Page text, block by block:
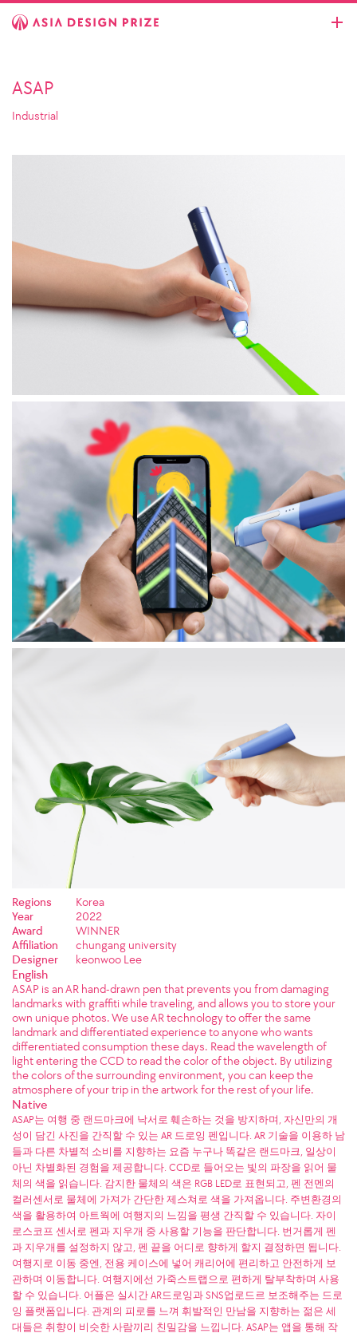
ASAP
Industrial
Regions
Korea
Year
2022
Award
WINNER
Affiliation
chungang university
Designer
keonwoo Lee
English
ASAP is an AR hand-drawn pen that prevents you from damaging
landmarks with graffiti while traveling, and allows you to store your
own unique photos. We use AR technology to offer the same
landmark and differentiated experience to anyone who wants
differentiated consumption these days. Read the wavelength of
light entering the CCD to read the color of the object. By utilizing
the colors of the surrounding environment, you can keep the
atmosphere of your trip in the artwork for the rest of your life.
Native
ASAP는 여행 중 랜드마크에 낙서로 훼손하는 것을 방지하며, 자신만의 개
성이 담긴 사진을 간직할 수 있는 AR 드로잉 펜입니다. AR 기술을 이용하 남
들과 다른 차별적 소비를 지향하는 요즘 누구나 똑같은 랜드마크, 일상이
아닌 차별화된 경험을 제공합니다. CCD로 들어오는 빛의 파장을 읽어 물
체의 색을 읽습니다. 감지한 물체의 색은 RGB LED로 표현되고, 펜 전멘의
컬러센서로 물체에 가져가 간단한 제스쳐로 색을 가져옵니다. 주변환경의
색을 활용하여 아트웍에 여행지의 느낌을 평생 간직할 수 있습니다. 자이
로스코프 센서로 펜과 지우개 중 사용할 기능을 판단합니다. 번거롭게 펜
과 지우개를 설정하지 않고, 펜 끝을 어디로 향하게 할지 결정하면 됩니다.
여행지로 이동 중엔, 전용 케이스에 넣어 캐리어에 편리하고 안전하게 보
관하며 이동합니다. 여행지에선 가죽스트랩으로 편하게 탈부착하며 사용
할 수 있습니다. 어플은 실시간 AR드로잉과 SNS업로드르 보조해주는 드로
잉 플랫폼입니다. 관계의 피로를 느껴 휘발적인 만남을 지향하는 젊은 세
대들은 취향이 비슷한 사람끼리 친밀감을 느낍니다. ASAP는 앱을 통해 작